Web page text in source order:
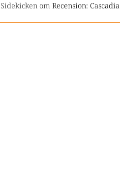
SidekickenomRecension: Cascadia